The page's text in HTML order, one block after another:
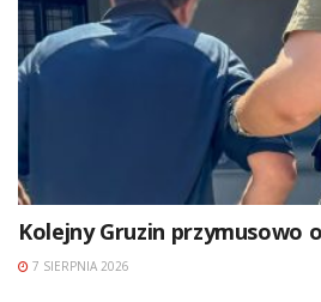
Kolejny Gruzin przymusowo
7 SIERPNIA 2026